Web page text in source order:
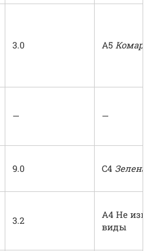
3.0 A5 Комар-
— —
9.0 C4 Зеленая
3.2
A4 Не
виды